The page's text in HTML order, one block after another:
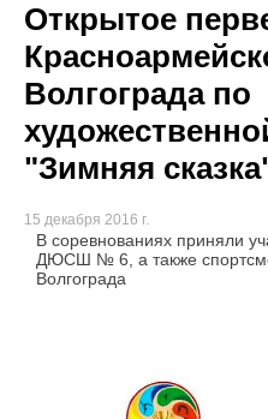
Открытое
Волгограда по
"Зимняя
15 декабря 2016 г.
В соревнованиях приняли
ДЮСШ № 6, а также
Волгограда